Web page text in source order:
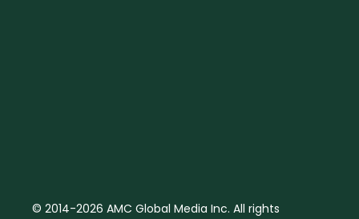
© 2014-2026 AMC Global Media Inc. All rights